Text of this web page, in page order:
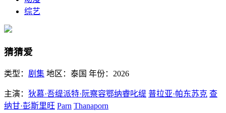
综艺
猜猜爱
类型： 剧集 地区： 泰国 年份： 2026
主演： 狄慕·吾缇派特·阮察容鄂纳睿叱缇 普拉亚·帕东苏克 查
纳甘·彭斯里旺 Parn Thanaporn